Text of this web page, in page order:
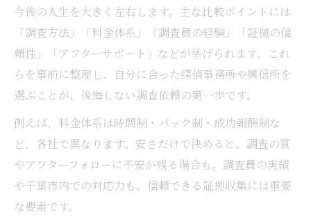
今後の人生を大きく左右します。主な比較ポイントには
「調査方法」「料金体系」「調査員の経験」「証拠の信
頼性」「アフターサポート」などが挙げられます。これ
らを事前に整理し、自分に合った探偵事務所や興信所を
選ぶことが、後悔しない調査依頼の第一歩です。
例えば、料金体系は時間制・パック制・成功報酬制な
ど、各社で異なります。安さだけで決めると、調査の質
やアフターフォローに不安が残る場合も。調査員の実績
や千葉市内での対応力も、信頼できる証拠収集には重要
な要素です。